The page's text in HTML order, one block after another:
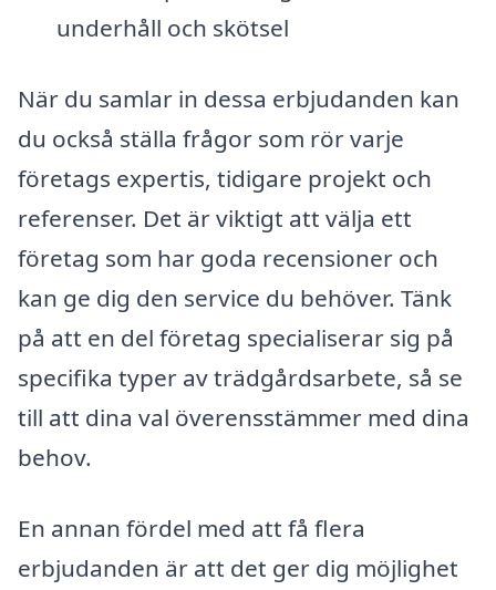
underhåll och skötsel
När du samlar in dessa erbjudanden kan
du också ställa frågor som rör varje
företags expertis, tidigare projekt och
referenser. Det är viktigt att välja ett
företag som har goda recensioner och
kan ge dig den service du behöver. Tänk
på att en del företag specialiserar sig på
specifika typer av trädgårdsarbete, så se
till att dina val överensstämmer med dina
behov.
En annan fördel med att få flera
erbjudanden är att det ger dig möjlighet